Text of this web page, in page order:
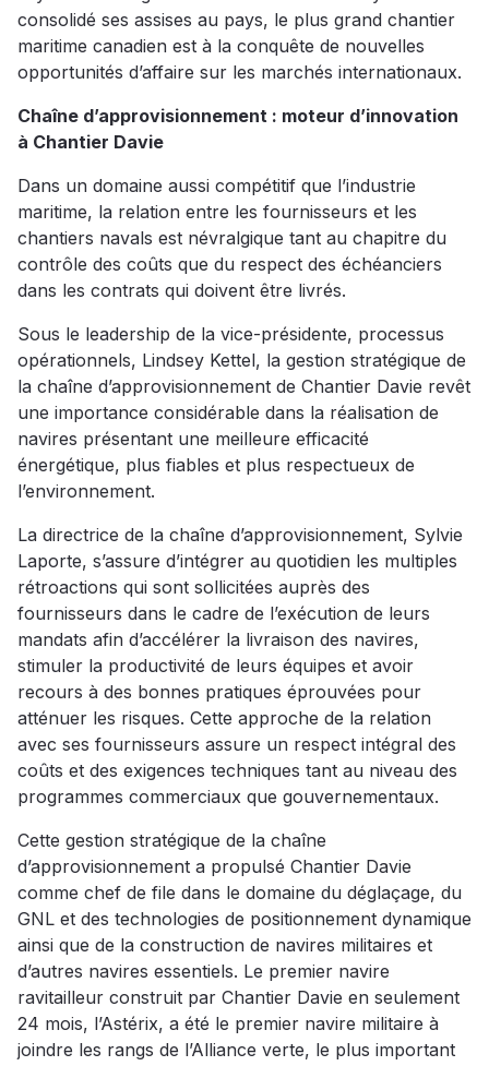
consolidé ses assises au pays, le plus grand chantier
maritime canadien est à la conquête de nouvelles
opportunités d’affaire sur les marchés internationaux.
Chaîne d’approvisionnement : moteur d’innovation
à Chantier Davie
Dans un domaine aussi compétitif que l’industrie
maritime, la relation entre les fournisseurs et les
chantiers navals est névralgique tant au chapitre du
contrôle des coûts que du respect des échéanciers
dans les contrats qui doivent être livrés.
Sous le leadership de la vice-présidente, processus
opérationnels, Lindsey Kettel, la gestion stratégique de
la chaîne d’approvisionnement de Chantier Davie revêt
une importance considérable dans la réalisation de
navires présentant une meilleure efficacité
énergétique, plus fiables et plus respectueux de
l’environnement.
La directrice de la chaîne d’approvisionnement, Sylvie
Laporte, s’assure d’intégrer au quotidien les multiples
rétroactions qui sont sollicitées auprès des
fournisseurs dans le cadre de l’exécution de leurs
mandats afin d’accélérer la livraison des navires,
stimuler la productivité de leurs équipes et avoir
recours à des bonnes pratiques éprouvées pour
atténuer les risques. Cette approche de la relation
avec ses fournisseurs assure un respect intégral des
coûts et des exigences techniques tant au niveau des
programmes commerciaux que gouvernementaux.
Cette gestion stratégique de la chaîne
d’approvisionnement a propulsé Chantier Davie
comme chef de file dans le domaine du déglaçage, du
GNL et des technologies de positionnement dynamique
ainsi que de la construction de navires militaires et
d’autres navires essentiels. Le premier navire
ravitailleur construit par Chantier Davie en seulement
24 mois, l’Astérix, a été le premier navire militaire à
joindre les rangs de l’Alliance verte, le plus important